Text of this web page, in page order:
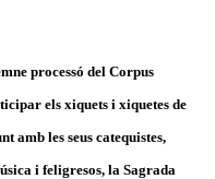
processó del Corpus
els xiquets i xiquetes de
amb les seus catequistes,
i feligresos, la Sagrada